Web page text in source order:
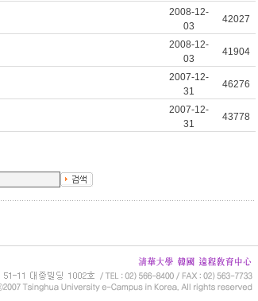
2008-12-
03
42027
2008-12-
03
41904
2007-12-
31
46276
2007-12-
31
43778